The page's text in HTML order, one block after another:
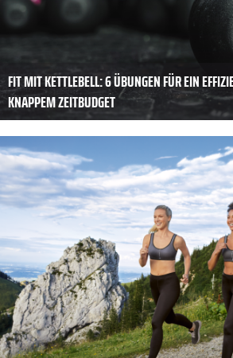
FIT MIT KETTLEBELL: 6 ÜBUNGEN FÜR EIN
KNAPPEM ZEITBUDGET